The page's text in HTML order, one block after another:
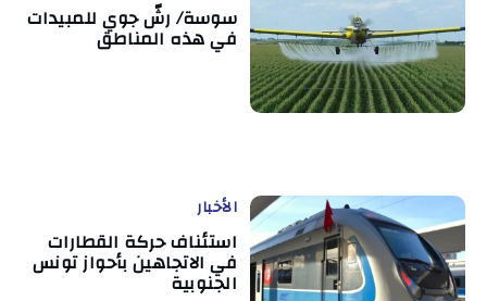
سوسة/ رشّ جوي للمبيدات
في هذه المناطق
الأخبار
استئناف حركة القطارات
في الاتجاهين بأحواز تونس
الجنوبية